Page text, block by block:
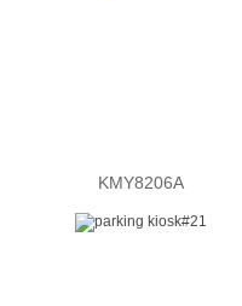
KMY8206A